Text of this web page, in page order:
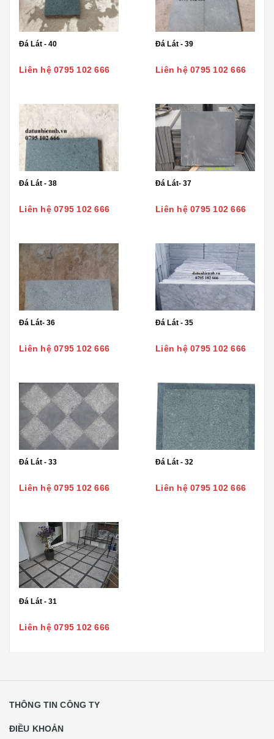
Đá Lát - 40
Liên hệ 0795 102 666
Đá Lát - 39
Liên hệ 0795 102 666
Đá Lát - 38
Liên hệ 0795 102 666
Đá Lát- 37
Liên hệ 0795 102 666
Đá Lát- 36
Liên hệ 0795 102 666
Đá Lát - 35
Liên hệ 0795 102 666
Đá Lát - 33
Liên hệ 0795 102 666
Đá Lát - 32
Liên hệ 0795 102 666
Đá Lát - 31
Liên hệ 0795 102 666
THÔNG TIN CÔNG TY
ĐIỀU KHOẢN